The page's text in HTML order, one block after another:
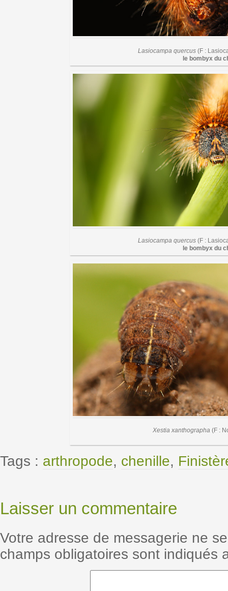
Lasiocampa quercus (F :
le bombyx du
Lasiocampa quercus (F :
le bombyx du
Xestia xanthographa (F :
Tags : arthropode, chenille,
Laisser un commentaire
Votre adresse de messagerie ne
champs obligatoires sont indiqués